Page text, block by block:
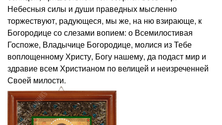
Небесныя силы и души праведных мысленно
торжествуют, радующеся, мы же, на ню взирающе, к
Богородице со слезами вопием: о Всемилостивая
Госпоже, Владычице Богородице, молися из Тебе
воплощенному Христу, Богу нашему, да подаст мир и
здравие всем Христианом по велицей и неизреченней
Своей милости.